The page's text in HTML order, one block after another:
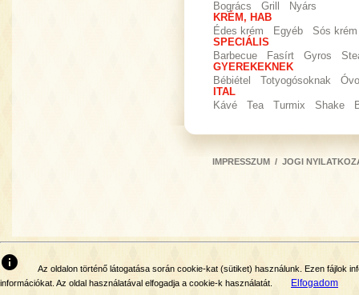
Bogrács
Grill
Nyárs
KRÉM, HAB
Édes krém
Egyéb
Sós krém
SPECIÁLIS
Barbecue
Fasírt Gyros
GYEREKEKNEK
Bébiétel
Totyogósoknak
ITAL
Kávé
Tea Turmix Shake
IMPRESSZUM / JOGI
info
Az oldalon történő látogatása során cookie-kat (sütiket) használunk. Ezen
információkat. Az oldal használatával elfogadja a cookie-k használatát.
Elfogadom